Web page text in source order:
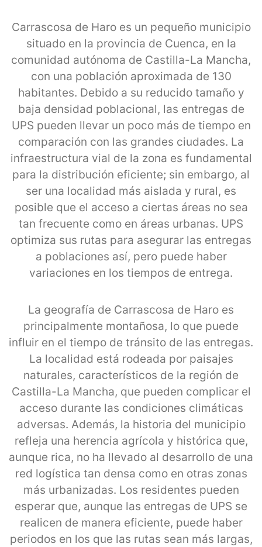
Carrascosa de Haro es un pequeño municipio
situado en la provincia de Cuenca, en la
comunidad autónoma de Castilla-La Mancha,
con una población aproximada de 130
habitantes. Debido a su reducido tamaño y
baja densidad poblacional, las entregas de
UPS pueden llevar un poco más de tiempo en
comparación con las grandes ciudades. La
infraestructura vial de la zona es fundamental
para la distribución eficiente; sin embargo, al
ser una localidad más aislada y rural, es
posible que el acceso a ciertas áreas no sea
tan frecuente como en áreas urbanas. UPS
optimiza sus rutas para asegurar las entregas
a poblaciones así, pero puede haber
variaciones en los tiempos de entrega.
La geografía de Carrascosa de Haro es
principalmente montañosa, lo que puede
influir en el tiempo de tránsito de las entregas.
La localidad está rodeada por paisajes
naturales, característicos de la región de
Castilla-La Mancha, que pueden complicar el
acceso durante las condiciones climáticas
adversas. Además, la historia del municipio
refleja una herencia agrícola y histórica que,
aunque rica, no ha llevado al desarrollo de una
red logística tan densa como en otras zonas
más urbanizadas. Los residentes pueden
esperar que, aunque las entregas de UPS se
realicen de manera eficiente, puede haber
periodos en los que las rutas sean más largas,